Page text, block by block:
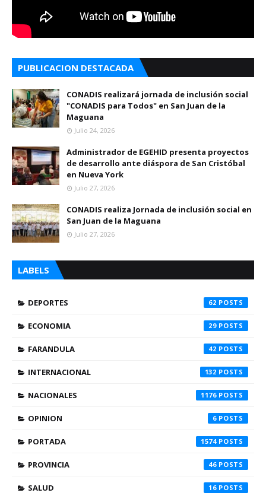
PUBLICACION DESTACADA
CONADIS realizará jornada de inclusión social
"CONADIS para Todos" en San Juan de la
Maguana
Julio 24, 2026
Administrador de EGEHID presenta proyectos
de desarrollo ante diáspora de San Cristóbal
en Nueva York
Julio 27, 2026
CONADIS realiza Jornada de inclusión social en
San Juan de la Maguana
Julio 27, 2026
LABELS
DEPORTES 62
ECONOMIA 29
FARANDULA 42
INTERNACIONAL 132
NACIONALES 1176
OPINION 6
PORTADA 1574
PROVINCIA 46
SALUD 16